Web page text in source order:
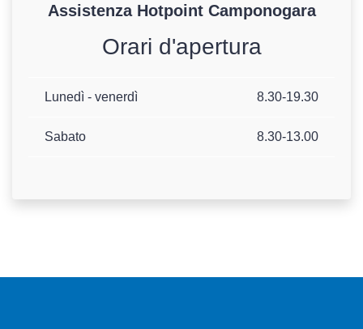
Assistenza HotpointCamponogara
Orari d'apertura
Lunedì - venerdì 8.30-19.30
Sabato 8.30-13.00